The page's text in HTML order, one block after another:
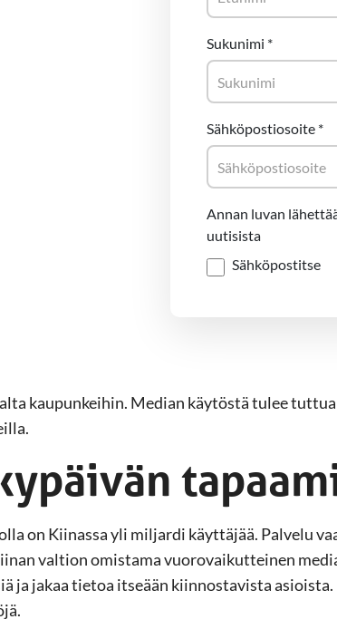
Sukunimi *
Sähköpostiosoite *
Annan luvan
uutisista
Sähköpostitse
kaupunkeihin. Median käytöstä tulee
on Kiinassa yli miljardi käyttäjää. Palvelu
valtion omistama vuorovaikutteinen
ja jakaa tietoa itseään kiinnostavista asioista.